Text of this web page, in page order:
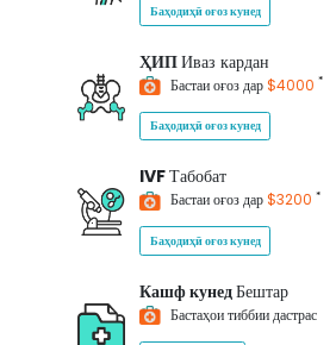
Баҳодиҳӣ оғоз кунед
ҲИПИваз кардан
Бастаи оғоз дар$4000 *
Баҳодиҳӣ оғоз кунед
IVFТабобат
Бастаи оғоз дар$3200 *
Баҳодиҳӣ оғоз кунед
Кашф кунедБештар
Бастаҳои тиббии дастрас